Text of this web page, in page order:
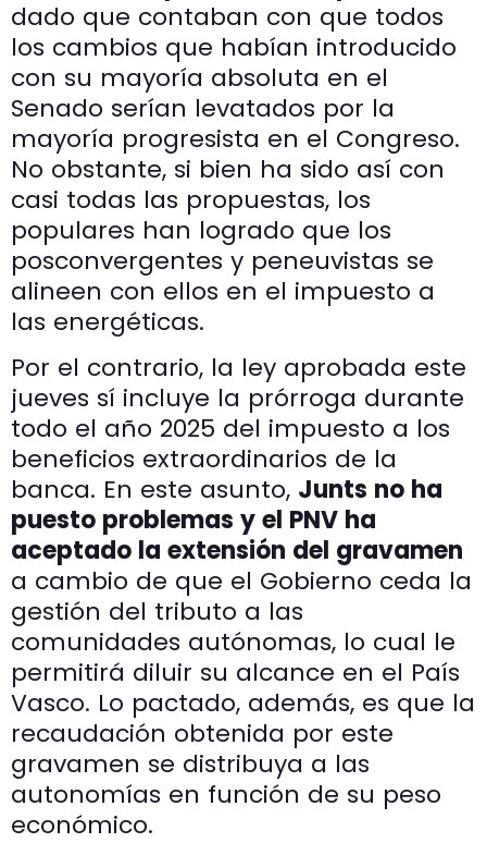
dado que contaban con que todos
los cambios que habían introducido
con su mayoría absoluta en el
Senado serían levatados por la
mayoría progresista en el Congreso.
No obstante, si bien ha sido así con
casi todas las propuestas, los
populares han logrado que los
posconvergentes y peneuvistas se
alineen con ellos en el impuesto a
las energéticas.
Por el contrario, la ley aprobada este
jueves sí incluye la prórroga durante
todo el año 2025 del impuesto a los
beneficios extraordinarios de la
banca. En este asunto, Junts no ha
puesto problemas y el PNV ha
aceptado la extensión del gravamen
a cambio de que el Gobierno ceda la
gestión del tributo a las
comunidades autónomas, lo cual le
permitirá diluir su alcance en el País
Vasco. Lo pactado, además, es que la
recaudación obtenida por este
gravamen se distribuya a las
autonomías en función de su peso
económico.